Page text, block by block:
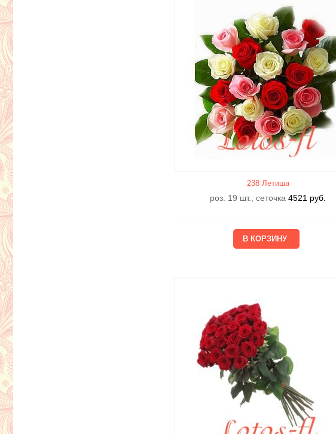
238 Летишa
роз. 19 шт., сеточка 4521 руб.